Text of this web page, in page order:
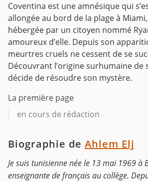
Coventina est une amnésique qui
allongée au bord de la plage à
hébergée par un citoyen nommé
amoureux d’elle. Depuis son
meurtres cruels ne cessent de se
Découvrant l’origine surhumaine de
décide de résoudre son mystère.
La première page
en cours de rédaction
Biographie de Ahlem Elj
Je suis tunisienne née le 13 mai 1969 à
enseignante de français au collège.